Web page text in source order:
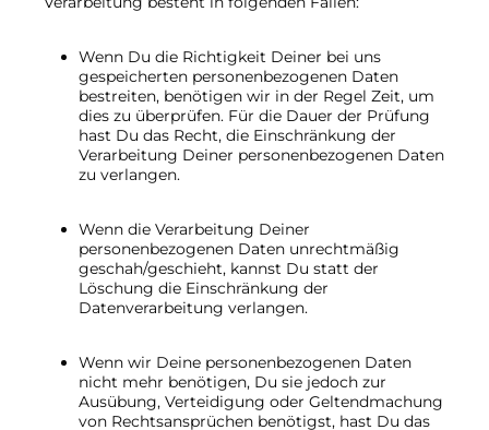
Wenn Du die Richtigkeit Deiner bei uns
gespeicherten personenbezogenen Daten
bestreiten, benötigen wir in der Regel Zeit, um
dies zu überprüfen. Für die Dauer der Prüfung
hast Du das Recht, die Einschränkung der
Verarbeitung Deiner personenbezogenen Daten
zu verlangen.
Wenn die Verarbeitung Deiner
personenbezogenen Daten unrechtmäßig
geschah/geschieht, kannst Du statt der
Löschung die Einschränkung der
Datenverarbeitung verlangen.
Wenn wir Deine personenbezogenen Daten
nicht mehr benötigen, Du sie jedoch zur
Ausübung, Verteidigung oder Geltendmachung
von Rechtsansprüchen benötigst, hast Du das